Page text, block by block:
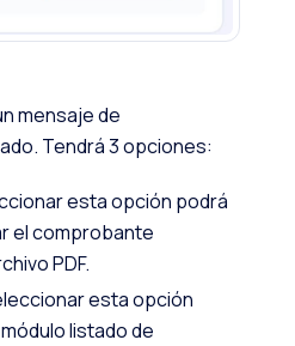
mensaje de
Tendrá 3 opciones:
esta opción podrá
el comprobante
PDF.
esta opción
listado de